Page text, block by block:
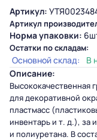
Артикул:
Артикул
Норма упаковки:
Остатки по складам:
Основной склад:
В
Описание:
Высококачественная
для декоративной
пластмасс
инвентарь и т. д.), за
и полиуретана. В